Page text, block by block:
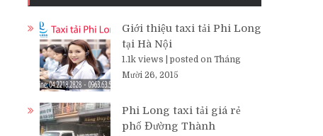
Giới thiệu taxi tải Phi Long
tại Hà Nội
1.1k views
posted on Tháng
Mười 26, 2015
Phi Long taxi tải giá rẻ
phố Đường Thành